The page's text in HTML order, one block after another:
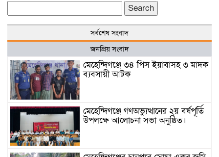
for:
সর্বশেষ সংবাদ
জনপ্রিয় সংবাদ
মেহেন্দিগঞ্জে ৩৪ পিস ইয়াবাসহ ৩ মাদক
ব্যবসায়ী আটক
মেহেন্দিগঞ্জে গণঅভ্যুত্থানের ২য় বর্ষপূর্তি
উপলক্ষে আলোচনা সভা অনুষ্ঠিত।